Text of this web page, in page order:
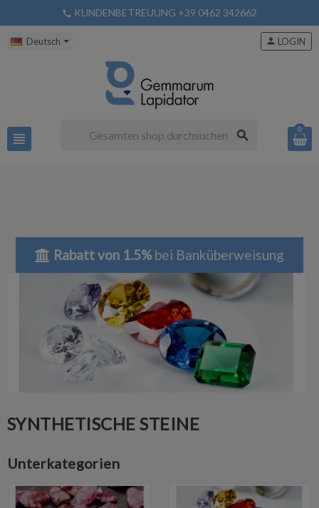
phone KUNDENBETREUUNG +39 0462 342662
Deutsch
view_headline search
person LOGIN
0
Rabatt von 1.5%bei Banküberweisung
SYNTHETISCHE STEINE
Unterkategorien